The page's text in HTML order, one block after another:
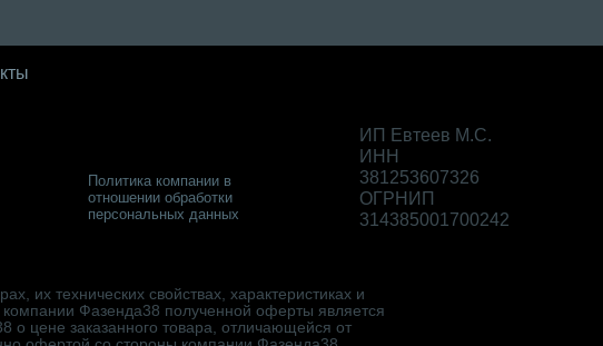
Политика компании в
отношении обработки
персональных данных
ИП Евтеев М.С.
ИНН
381253607326
ОГРНИП
314385001700242
их технических свойствах, характеристиках и
Фазенда38 полученной оферты является
о цене заказанного товара, отличающейся от